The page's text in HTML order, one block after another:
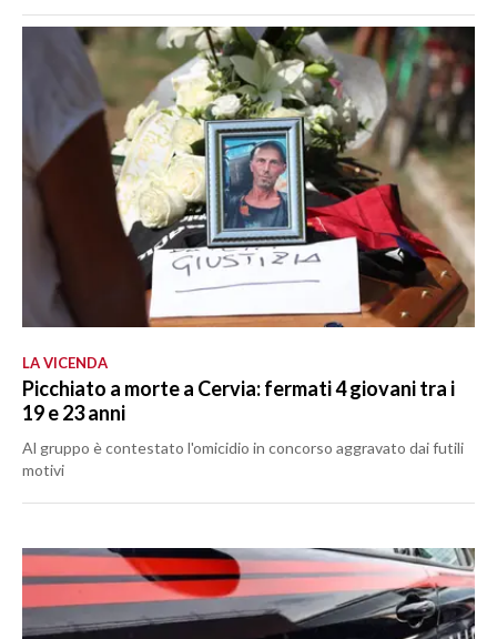
LA VICENDA
Picchiato a morte a Cervia: fermati 4 giovani tra i
19 e 23 anni
Al gruppo è contestato l'omicidio in concorso aggravato dai futili
motivi